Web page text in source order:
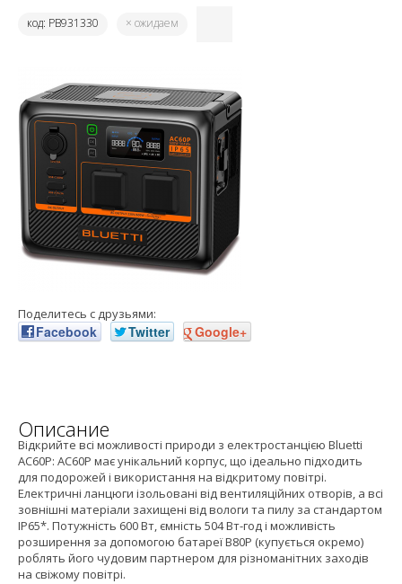
код: PB931330 × ожидаем
Поделитесь с друзьями:
Facebook Twitter Google+
Описание
Відкрийте всі можливості природи з електростанцією Bluetti
AC60P: AC60P має унікальний корпус, що ідеально підходить
для подорожей і використання на відкритому повітрі.
Електричні ланцюги ізольовані від вентиляційних отворів, а всі
зовнішні матеріали захищені від вологи та пилу за стандартом
IP65*. Потужність 600 Вт, ємність 504 Вт-год і можливість
розширення за допомогою батареї B80P (купується окремо)
роблять його чудовим партнером для різноманітних заходів
на свіжому повітрі.